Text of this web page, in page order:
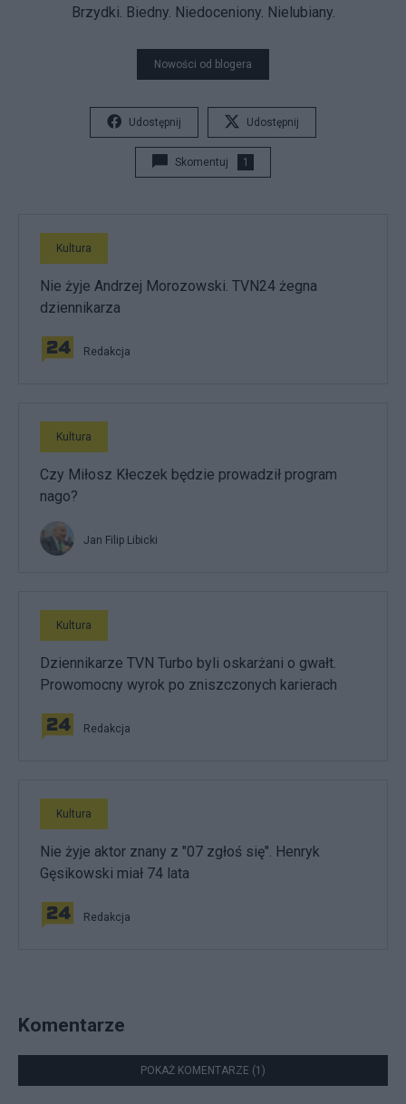
Brzydki. Biedny. Niedoceniony. Nielubiany.
Nowości od blogera
Udostępnij Udostępnij
Skomentuj 1
Kultura
Nie żyje Andrzej Morozowski. TVN24 żegna
dziennikarza
Redakcja
Kultura
Czy Miłosz Kłeczek będzie prowadził program
nago?
Jan Filip Libicki
Kultura
Dziennikarze TVN Turbo byli oskarżani o gwałt.
Prowomocny wyrok po zniszczonych karierach
Redakcja
Kultura
Nie żyje aktor znany z "07 zgłoś się". Henryk
Gęsikowski miał 74 lata
Redakcja
Komentarze
POKAŻ KOMENTARZE (1)